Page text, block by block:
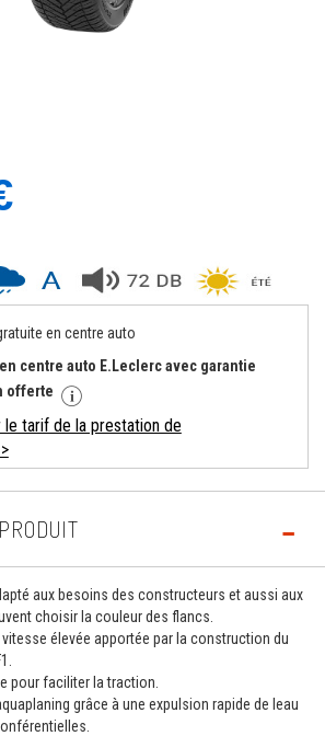
en centre auto
centre auto E.Leclerc avec garantie
offerte
le tarif de la prestation de
aux besoins des constructeurs et aussi aux
choisir la couleur des flancs.
élevée apportée par la construction du
pour faciliter la traction.
grâce à une expulsion rapide de leau